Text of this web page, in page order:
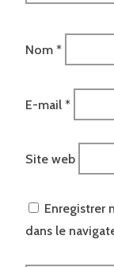
Nom *
E-mail *
Site web
Enregistrer
dans le